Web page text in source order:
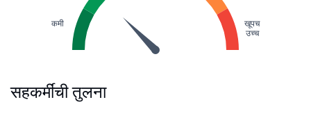
कमी
खूपच
उच्च
सहकर्मींची तुलना